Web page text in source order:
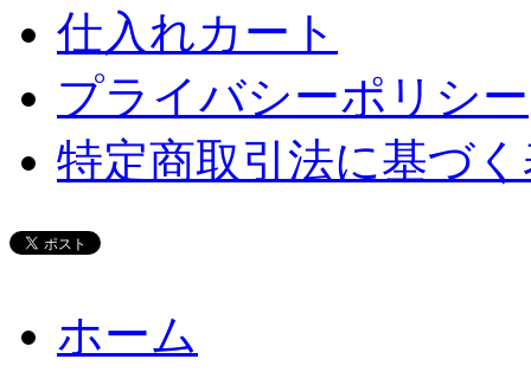
仕入れカート
プライバシーポリシー
特定商取引法に基づ
ホーム